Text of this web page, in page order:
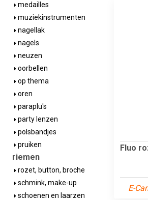
medailles
muziekinstrumenten
nagellak
nagels
neuzen
oorbellen
op thema
oren
paraplu's
party lenzen
polsbandjes
pruiken
riemen
rozet, button, broche
schmink, make-up
schoenen en laarzen
Fluo
E-